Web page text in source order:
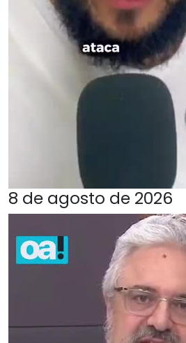
8 de agosto de 2026